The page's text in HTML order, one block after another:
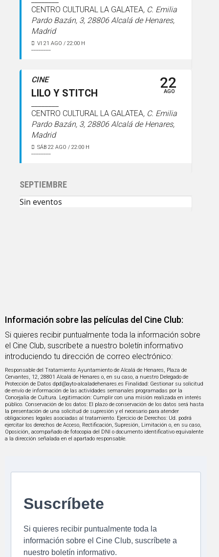
CENTRO CULTURAL LA GALATEA, C. Emilia
Pardo Bazán, 3, 28806 Alcalá de Henares,
Madrid
VI 21 AGO / 22:00 H
CINE
LILO Y STITCH
22
AGO
CENTRO CULTURAL LA GALATEA, C. Emilia
Pardo Bazán, 3, 28806 Alcalá de Henares,
Madrid
SÁB 22 AGO / 22:00 H
SEPTIEMBRE
Sin eventos
Información sobre las películas del Cine Club:
Si quieres recibir puntualmente toda la información sobre
el Cine Club, suscríbete a nuestro boletín informativo
introduciendo tu dirección de correo electrónico:
Responsable del Tratamiento: Ayuntamiento de Alcalá de Henares, Plaza de
Cervantes, 12, 28801 Alcalá de Henares o, en su caso, a nuestro Delegado de
Protección de Datos dpd@ayto-alcaladehenares.es Finalidad: Gestionar su solicitud
de envío de información de las actividades semanales programadas por la
Concejalía de Cultura. Legitimación: Cumplir con una misión realizada en interés
público. Conservación de los datos: El plazo de conservación de los datos será hasta
la presentación de una solicitud de supresión y el necesario para atender
obligaciones legales asociadas al tratamiento. Ejercicio de Derechos: Ud. podrá
ejercitar los derechos de Acceso, Rectificación, Supresión, Limitación o, en su caso,
Oposición, acompañado de fotocopia del DNI o documento identificativo equivalente
a la dirección señalada en el apartado responsable.
Suscríbete
Si quieres recibir puntualmente toda la
información sobre el Cine Club, suscríbete a
nuestro boletín informativo.